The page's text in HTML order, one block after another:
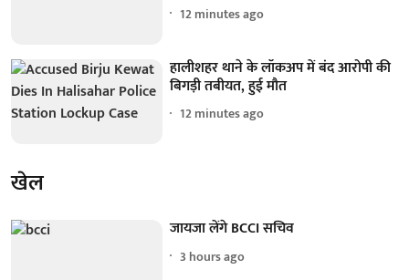
12 minutes ago
हालीशहर थाने के लॉकअप में बंद आरोपी की
बिगड़ी तबीयत, हुई मौत
12 minutes ago
खेल
जायजा लेंगे BCCI सचिव
3 hours ago